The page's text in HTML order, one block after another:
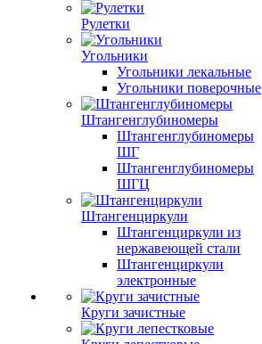
Рулетки
Угольники
Угольники лекальные
Угольники поверочные
Штангенглубиномеры
Штангенглубиномеры
ШГ
Штангенглубиномеры
ШГЦ
Штангенциркули
Штангенциркули из
нержавеющей стали
Штангенциркули
электронные
Круги зачистные